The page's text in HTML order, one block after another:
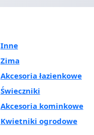
Inne
Zima
Akcesoria łazienkowe
Świeczniki
Akcesoria kominkowe
Kwietniki ogrodowe